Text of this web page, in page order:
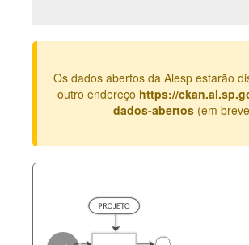
Legislação
Perguntas frequentes
Os dados abertos da Alesp estarão
outro endereço https://
dados-abertos (em